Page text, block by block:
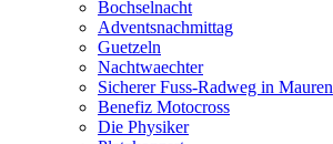
Bochselnacht
Adventsnachmittag
Guetzeln
Nachtwaechter
Sicherer Fuss-Radweg in Mauren
Benefiz Motocross
Die Physiker